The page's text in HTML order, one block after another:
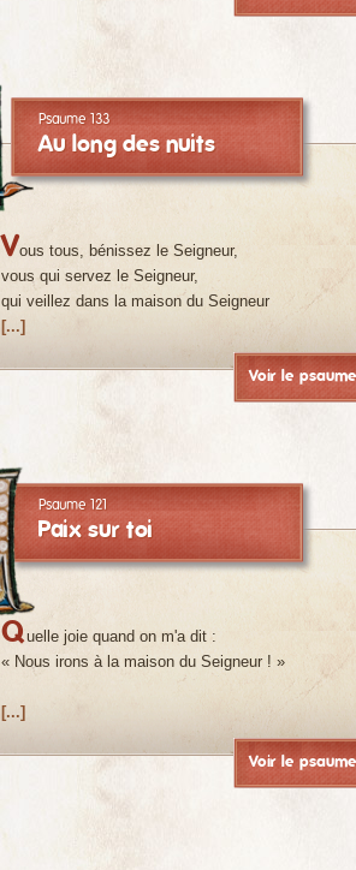
Psaume 133
Au long des nuits
Vous tous, bénissez le Seigneur,
vous qui servez le Seigneur,
qui veillez dans la maison du Seigneur
[...]
Voir le psaume
Psaume 121
Paix sur toi
Quelle joie quand on m'a dit :
« Nous irons à la maison du Seigneur ! »
[...]
Voir le psaume